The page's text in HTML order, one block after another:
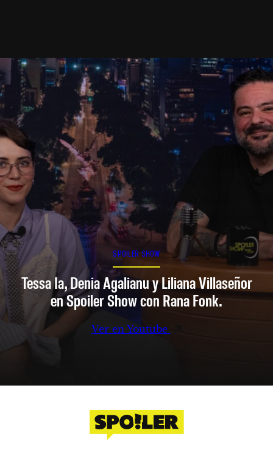
SPOILER SHOW
Tessa Ia, Denia Agalianu y Liliana Villaseñor
en Spoiler Show con Rana Fonk.
Ver en Youtube